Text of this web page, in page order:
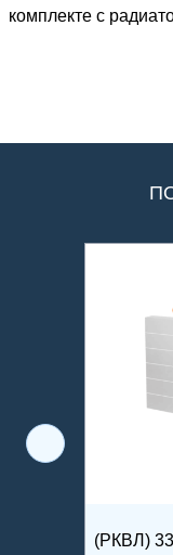
комплекте с
(РКВЛ)